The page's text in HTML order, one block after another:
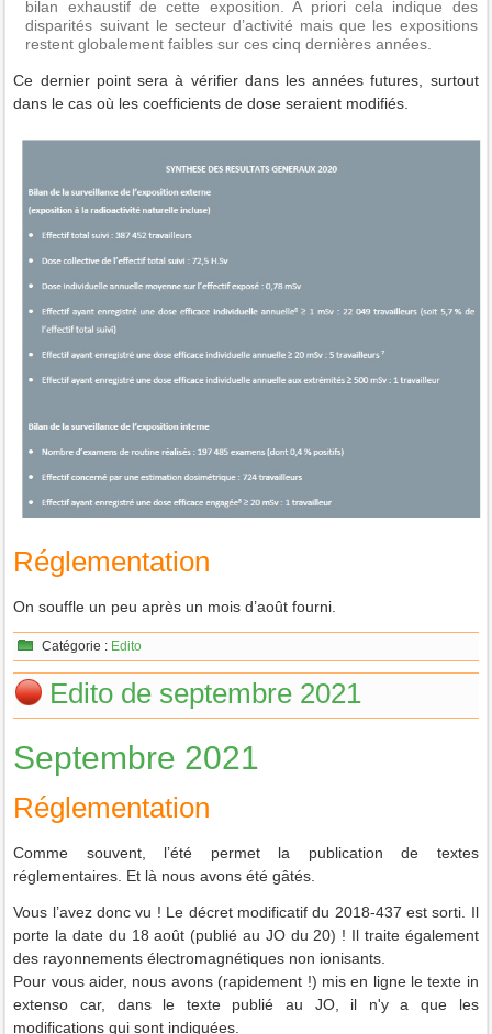
bilan exhaustif de cette exposition. A priori cela indique des
disparités suivant le secteur d’activité mais que les expositions
restent globalement faibles sur ces cinq dernières années.
Ce dernier point sera à vérifier dans les années futures, surtout
dans le cas où les coefficients de dose seraient modifiés.
Réglementation
On souffle un peu après un mois d’août fourni.
Catégorie : Edito
Edito de septembre 2021
Septembre 2021
Réglementation
Comme souvent, l’été permet la publication de textes
réglementaires. Et là nous avons été gâtés.
Vous l’avez donc vu ! Le décret modificatif du 2018-437 est sorti. Il
porte la date du 18 août (publié au JO du 20) ! Il traite également
des rayonnements électromagnétiques non ionisants.
Pour vous aider, nous avons (rapidement !) mis en ligne le texte in
extenso car, dans le texte publié au JO, il n'y a que les
modifications qui sont indiquées.